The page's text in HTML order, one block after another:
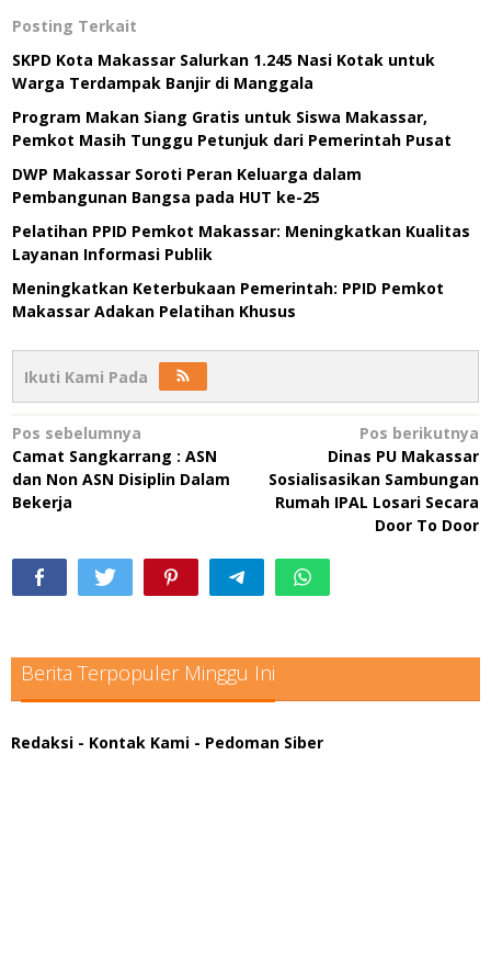
Posting Terkait
SKPD Kota Makassar Salurkan 1.245 Nasi Kotak untuk
Warga Terdampak Banjir di Manggala
Program Makan Siang Gratis untuk Siswa Makassar,
Pemkot Masih Tunggu Petunjuk dari Pemerintah Pusat
DWP Makassar Soroti Peran Keluarga dalam
Pembangunan Bangsa pada HUT ke-25
Pelatihan PPID Pemkot Makassar: Meningkatkan Kualitas
Layanan Informasi Publik
Meningkatkan Keterbukaan Pemerintah: PPID Pemkot
Makassar Adakan Pelatihan Khusus
Ikuti Kami Pada
Navigasi
pos
Pos sebelumnya
Camat Sangkarrang : ASN
dan Non ASN Disiplin Dalam
Bekerja
Pos berikutnya
Dinas PU Makassar
Sosialisasikan Sambungan
Rumah IPAL Losari Secara
Door To Door
Berita Terpopuler Minggu Ini
Redaksi - Kontak Kami - Pedoman Siber